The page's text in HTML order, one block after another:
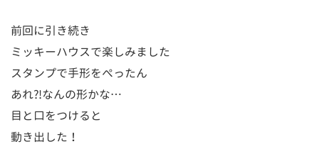
前回に引き続き
ミッキーハウスで楽しみました
スタンプで手形をぺったん
あれ⁈なんの形かな…
目と口をつけると
動き出した！